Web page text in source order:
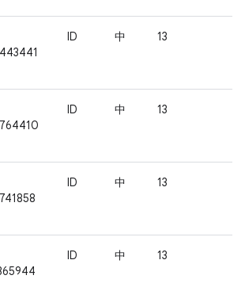
ID 中 13
ID 中 13
ID 中 13
ID 中 13